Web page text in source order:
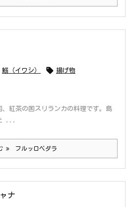
鰯（イワシ）  揚げ物
紅茶の国スリランカの料理です。島
...
フルッロベダラ
ナ